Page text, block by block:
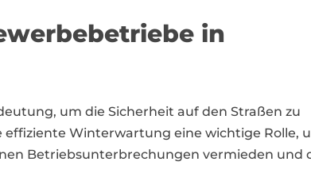
in
um die Sicherheit auf den Straßen zu
Winterwartung eine wichtige Rolle,
Betriebsunterbrechungen vermieden und